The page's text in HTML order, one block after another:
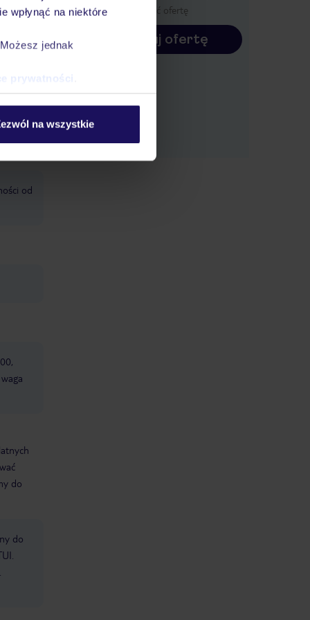
wpłynąć na niektóre
jednak
prywatności
na wszystkie
w
za
od
do
do
wyświetlić ofertę
Konfiguruj ofertę